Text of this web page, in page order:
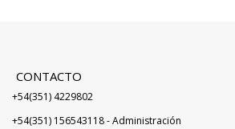
CONTACTO
+54(351) 4229802
+54(351) 156543118 - Administración